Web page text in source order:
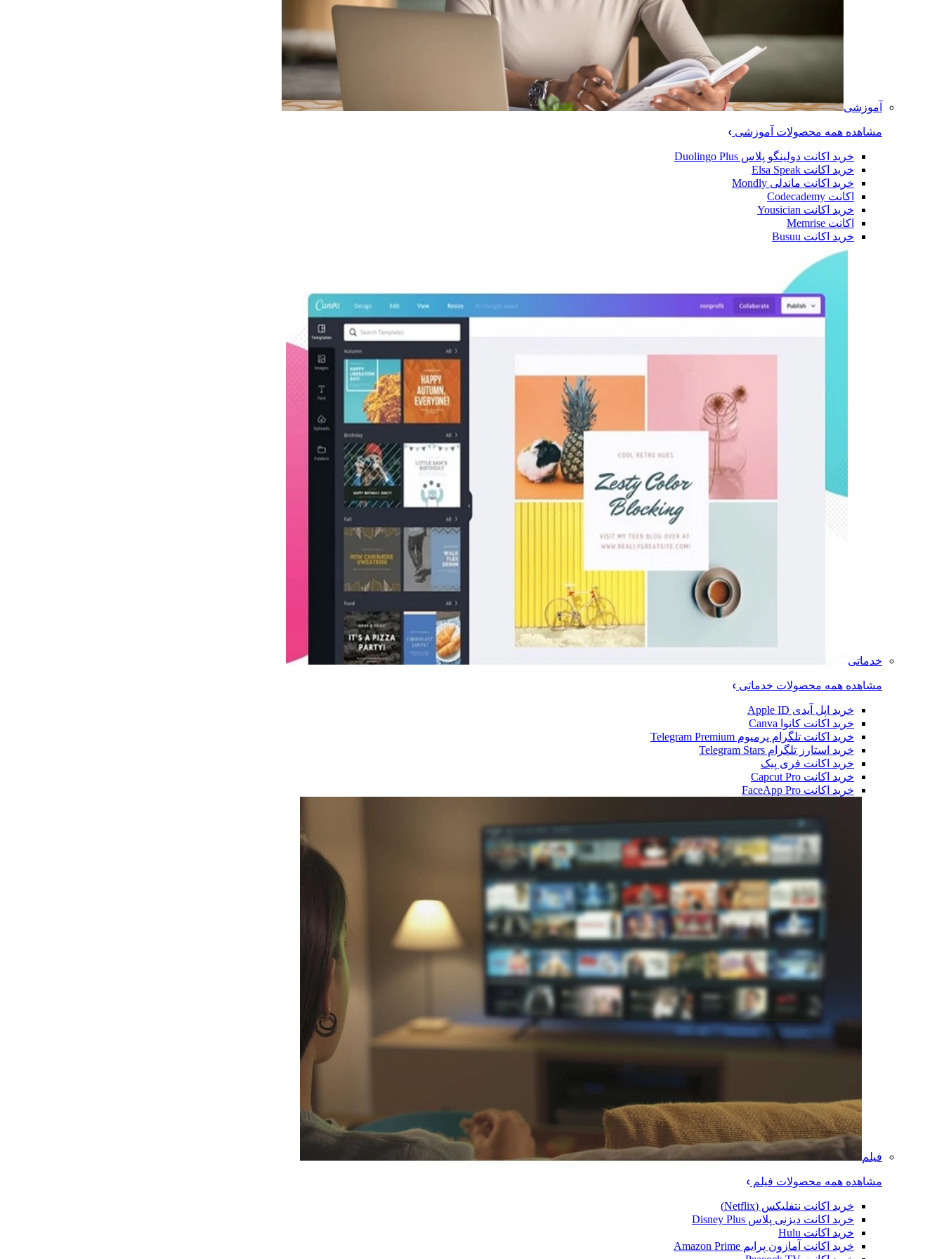
آموزشی
مشاهده همه محصولات آموزشی
خرید اکانت دولینگو پلاس Duolingo Plus
خرید اکانت Elsa Speak
خرید اکانت ماندلی Mondly
اکانت Codecademy
خرید اکانت Yousician
اکانت Memrise
خرید اکانت ‌Busuu
خدماتی
مشاهده همه محصولات خدماتی
خرید اپل آیدی Apple ID
خرید اکانت کانوا Canva
خرید اکانت تلگرام پرمیوم Telegram Premium
خرید استارز تلگرام Telegram Stars
خرید اکانت فری پیک
خرید اکانت Capcut Pro
خرید اکانت FaceApp Pro
فیلم
مشاهده همه محصولات فیلم
خرید اکانت نتفلیکس (Netflix)
خرید اکانت دیزنی پلاس Disney Plus
خرید اکانت Hulu
خرید اکانت آمازون پرایم Amazon Prime